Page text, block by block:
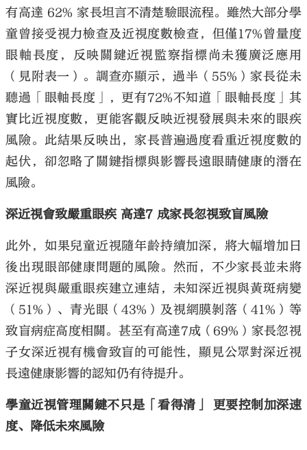
有高達 62% 家長坦言不清楚驗眼流程。雖然大部分學
童曾接受視力檢查及近視度數檢查，但僅17%曾量度
眼軸長度，反映關鍵近視監察指標尚未獲廣泛應用
（見附表一）。調查亦顯示，過半（55%）家長從未
聽過「眼軸長度」，更有72%不知道「眼軸長度」其
實比近視度數，更能客觀反映近視發展與未來的眼疾
風險。此結果反映出，家長普遍過度看重近視度數的
起伏，卻忽略了關鍵指標與影響長遠眼睛健康的潛在
風險。
深近視會致嚴重眼疾 高達7 成家長忽視致盲風險
此外，如果兒童近視隨年齡持續加深，將大幅增加日
後出現眼部健康問題的風險。然而，不少家長並未將
深近視與嚴重眼疾建立連結，未知深近視與黃斑病變
（51%）、青光眼（43%）及視網膜剝落（41%）等
致盲病症高度相關。甚至有高達7成（69%）家長忽視
子女深近視有機會致盲的可能性，顯見公眾對深近視
長遠健康影響的認知仍有待提升。
學童近視管理關鍵不只是「看得清」 更要控制加深速
度、降低未來風險